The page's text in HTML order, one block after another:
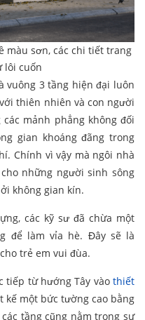
màu sơn, các chi tiết trang
lôi cuốn
vuông 3 tầng hiện đại luôn
thiên nhiên và con người
mảnh phẳng không đối
gian khoáng đãng trong
Chính vì vậy mà ngôi nhà
những người sinh sông
không gian kín.
các kỹ sư đã chừa một
để làm vỉa hè. Đây sẽ là
trẻ em vui đùa.
tiếp từ hướng Tây vào thiết
kế một bức tường cao bằng
tầng cũng nằm trong sự